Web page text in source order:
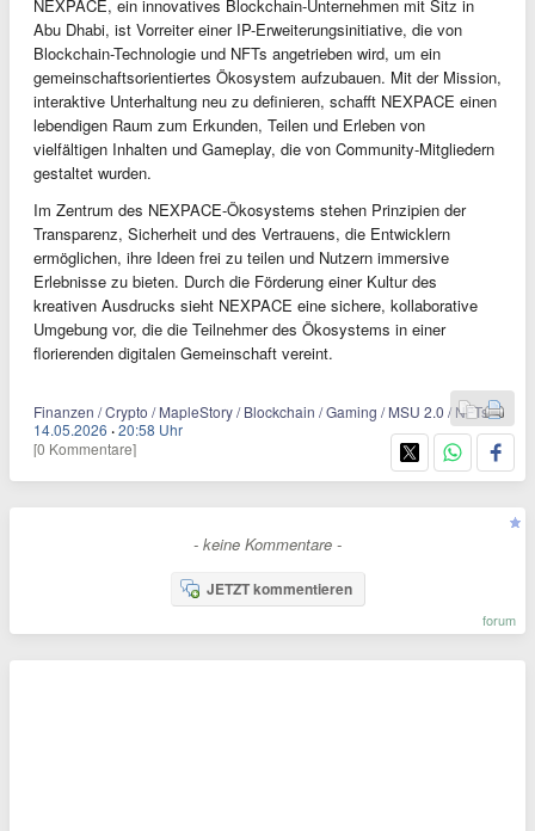
NEXPACE, ein innovatives Blockchain-Unternehmen mit Sitz in
Abu Dhabi, ist Vorreiter einer IP-Erweiterungsinitiative, die von
Blockchain-Technologie und NFTs angetrieben wird, um ein
gemeinschaftsorientiertes Ökosystem aufzubauen. Mit der Mission,
interaktive Unterhaltung neu zu definieren, schafft NEXPACE einen
lebendigen Raum zum Erkunden, Teilen und Erleben von
vielfältigen Inhalten und Gameplay, die von Community-Mitgliedern
gestaltet wurden.
Im Zentrum des NEXPACE-Ökosystems stehen Prinzipien der
Transparenz, Sicherheit und des Vertrauens, die Entwicklern
ermöglichen, ihre Ideen frei zu teilen und Nutzern immersive
Erlebnisse zu bieten. Durch die Förderung einer Kultur des
kreativen Ausdrucks sieht NEXPACE eine sichere, kollaborative
Umgebung vor, die die Teilnehmer des Ökosystems in einer
florierenden digitalen Gemeinschaft vereint.
Finanzen / Crypto / MapleStory / Blockchain / Gaming / MSU 2.0 / NFTs
14.05.2026 ·20:58 Uhr
[0 Kommentare]
- keine Kommentare -
JETZT kommentieren
forum